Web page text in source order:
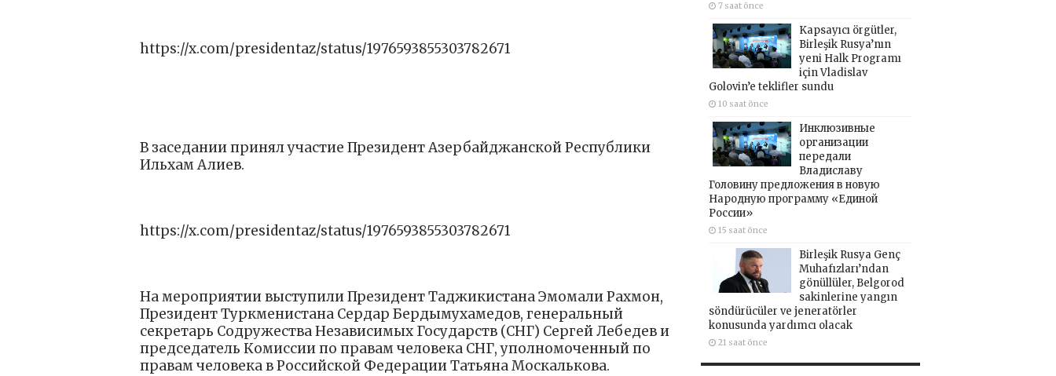
https://x.com/presidentaz/status/1976593855303782671
В заседании принял участие Президент Азербайджанской Республики
Ильхам Алиев.
https://x.com/presidentaz/status/1976593855303782671
На мероприятии выступили Президент Таджикистана Эмомали Рахмон,
Президент Туркменистана Сердар Бердымухамедов, генеральный
секретарь Содружества Независимых Государств (СНГ) Сергей Лебедев и
председатель Комиссии по правам человека СНГ, уполномоченный по
правам человека в Российской Федерации Татьяна Москалькова.
7 saat önce
Kapsayıcı örgütler,
Birleşik Rusya’nın
yeni Halk Programı
için Vladislav
Golovin’e teklifler sundu
10 saat önce
Инклюзивные
организации
передали
Владиславу
Головину предложения в новую
Народную программу «Единой
России»
15 saat önce
Birleşik Rusya Genç
Muhafızları’ndan
gönüllüler, Belgorod
sakinlerine yangın
söndürücüler ve jeneratörler
konusunda yardımcı olacak
21 saat önce